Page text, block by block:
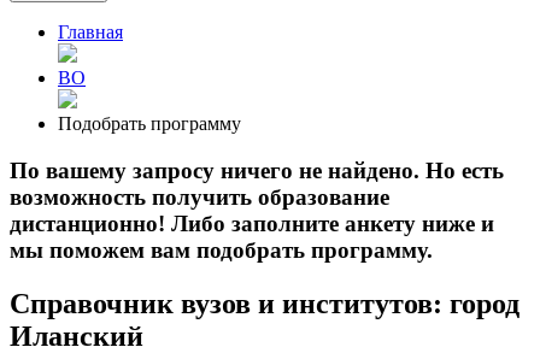
Главная
ВО
Подобрать программу
По вашему запросу ничего не найдено. Но есть
возможность получить образование
дистанционно! Либо заполните анкету ниже и
мы поможем вам подобрать программу.
Справочник вузов и институтов: город
Иланский